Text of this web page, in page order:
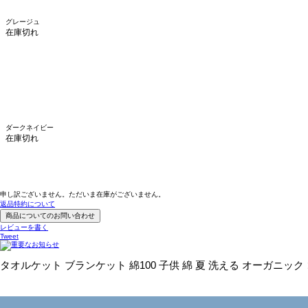
グレージュ
在庫切れ
ダークネイビー
在庫切れ
申し訳ございません。ただいま在庫がございません。
返品特約について
商品についてのお問い合わせ
レビューを書く
Tweet
タオルケット ブランケット 綿100 子供 綿 夏 洗える オーガニッ